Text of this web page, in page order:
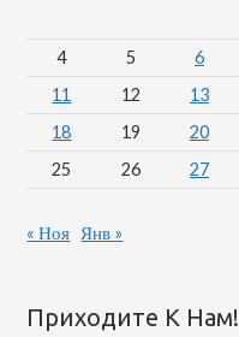
4
5 6
11
12 13
18
19 20
25
26 27
« Ноя Янв »
Приходите К Нам!